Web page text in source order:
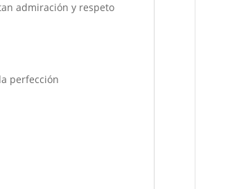
admiración y respeto
perfección